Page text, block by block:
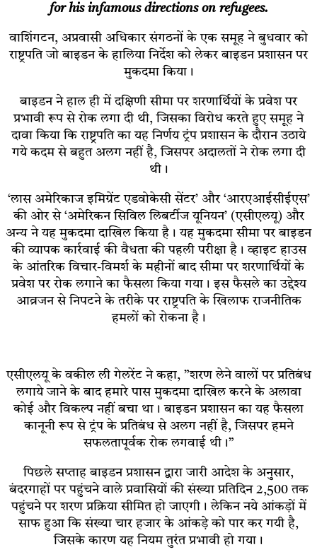
for his infamous directions on refugees.
वाशिंगटन, अप्रवासी अधिकार संगठनों के एक समूह ने बुधवार को
राष्ट्रपति जो बाइडन के हालिया निर्देश को लेकर बाइडन प्रशासन पर
मुकदमा किया।
बाइडन ने हाल ही में दक्षिणी सीमा पर शरणार्थियों के प्रवेश पर
प्रभावी रूप से रोक लगा दी थी, जिसका विरोध करते हुए समूह ने
दावा किया कि राष्ट्रपति का यह निर्णय ट्रंप प्रशासन के दौरान उठाये
गये कदम से बहुत अलग नहीं है, जिसपर अदालतों ने रोक लगा दी
थी।
‘लास अमेरिकाज इमिग्रेंट एडवोकेसी सेंटर’ और ‘आरएआईसीईएस’
की ओर से ‘अमेरिकन सिविल लिबर्टीज यूनियन’ (एसीएलयू) और
अन्य ने यह मुकदमा दाखिल किया है। यह मुकदमा सीमा पर बाइडन
की व्यापक कार्रवाई की वैधता की पहली परीक्षा है। व्हाइट हाउस
के आंतरिक विचार-विमर्श के महीनों बाद सीमा पर शरणार्थियों के
प्रवेश पर रोक लगाने का फैसला किया गया। इस फैसले का उद्देश्य
आव्रजन से निपटने के तरीके पर राष्ट्रपति के खिलाफ राजनीतिक
हमलों को रोकना है।
एसीएलयू के वकील ली गेलरेंट ने कहा, ”शरण लेने वालों पर प्रतिबंध
लगाये जाने के बाद हमारे पास मुकदमा दाखिल करने के अलावा
कोई और विकल्प नहीं बचा था। बाइडन प्रशासन का यह फैसला
कानूनी रूप से ट्रंप के प्रतिबंध से अलग नहीं है, जिसपर हमने
सफलतापूर्वक रोक लगवाई थी।”
पिछले सप्ताह बाइडन प्रशासन द्वारा जारी आदेश के अनुसार,
बंदरगाहों पर पहुंचने वाले प्रवासियों की संख्या प्रतिदिन 2,500 तक
पहुंचने पर शरण प्रक्रिया सीमित हो जाएगी। लेकिन नये आंकड़ों में
साफ हुआ कि संख्या चार हजार के आंकड़े को पार कर गयी है,
जिसके कारण यह नियम तुरंत प्रभावी हो गया।